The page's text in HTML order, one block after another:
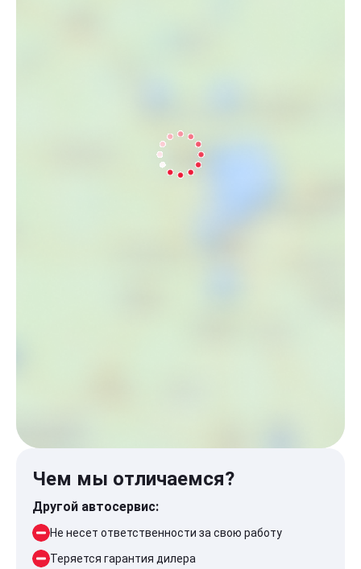
Чем мы отличаемся?
Другой автосервис:
Не несет ответственности за свою работу
Теряется гарантия дилера